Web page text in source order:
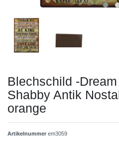
Blechschild -
Shabby Antik
orange
Artikelnummer em3059